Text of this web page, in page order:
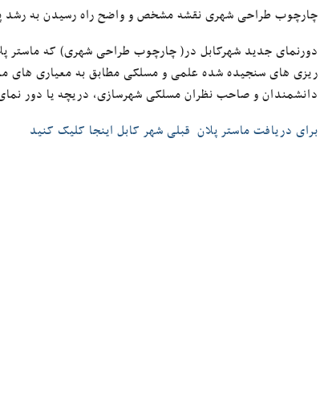
چارچوب طراحی شهری نقشه مشخص و واضح راه رسیدن به رشد
دورنمای جدید شهرکابل در( چارچوب طراحی شهری) که ماستر
ریزی های سنجیده شده علمی و مسلکی مطابق به معیاری
دانشمندان و صاحب نظران مسلکی شهرسازی، دریچه یا دور
برای دریافت ماستر پلان قبلی شهر کابل اینجا کلیک کنید